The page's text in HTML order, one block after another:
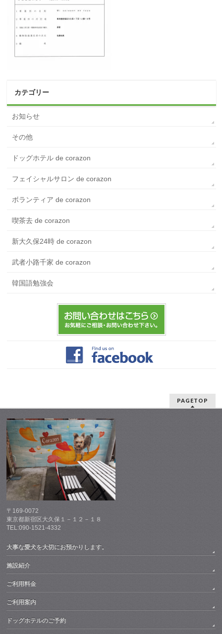
カテゴリー
お知らせ
その他
ドッグホテル de corazon
フェイシャルサロン de corazon
ボランティア de corazon
喫茶去 de corazon
新大久保24時 de corazon
武者小路千家 de corazon
韓国語勉強会
PAGETOP
〒169-0072
東京都新宿区大久保１－１２－１８
TEL:090-1521-4332
大事な愛犬を大切にお預かりします。
施設紹介
ご利用料金
ご利用案内
ドッグホテルのご予約